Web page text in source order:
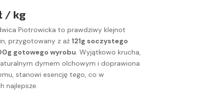
49,06 zł
do
56,21 zł
/ kg
Piotrowicka to prawdziwy klejnot
przygotowany z aż121g soczystego
gotowego wyrobu. Wyjątkowo krucha,
dymem olchowym i doprawiona
stanowi esencję tego, co w
najlepsze.